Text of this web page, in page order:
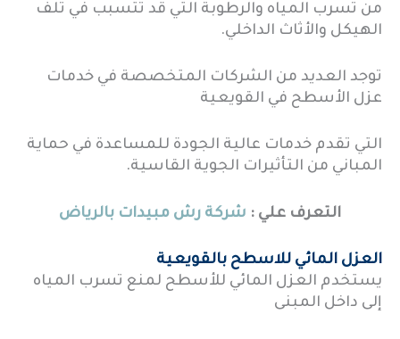
من تسرب المياه والرطوبة التي قد تتسبب في تلف
الهيكل والأثاث الداخلي.
توجد العديد من الشركات المتخصصة في خدمات
عزل الأسطح في القويعية
التي تقدم خدمات عالية الجودة للمساعدة في حماية
المباني من التأثيرات الجوية القاسية.
التعرف علي : شركة رش مبيدات بالرياض
العزل المائي للاسطح بالقويعية
يستخدم العزل المائي للأسطح لمنع تسرب المياه
إلى داخل المبنى